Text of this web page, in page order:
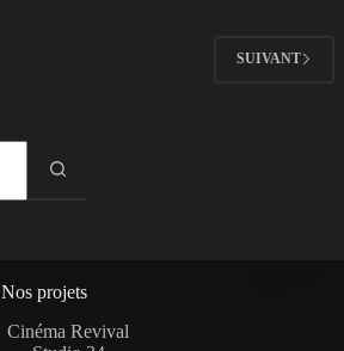
SUIVANT
Nos projets
Cinéma Revival